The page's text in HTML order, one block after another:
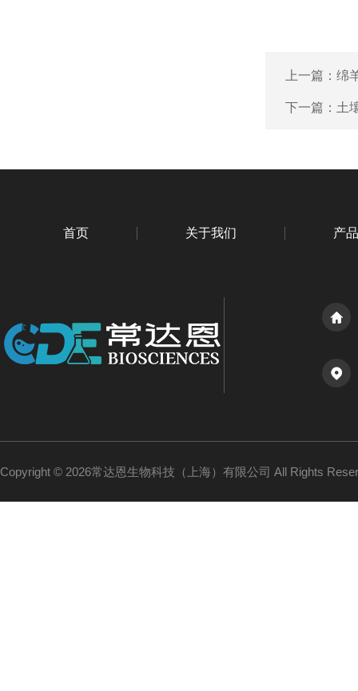
上一篇： 绵
下一篇： 土
首页 关于我们 产
Copyright © 2026常达恩生物科技（上海）有限公司 All Rights